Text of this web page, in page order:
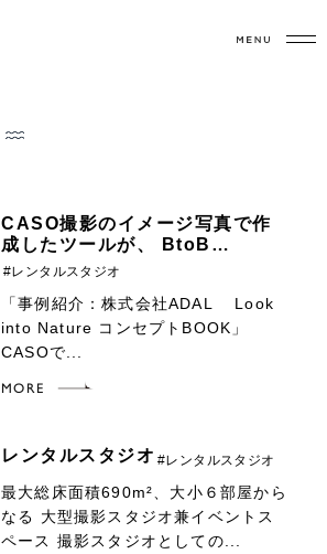
CASO撮影のイメージ写真で作
成したツールが、 BtoB…
#レンタルスタジオ
「事例紹介：株式会社ADAL Look
into Nature コンセプトBOOK」
CASOで...
MORE
レンタルスタジオ #レンタルスタジオ
最大総床面積690m²、大小６部屋から
なる 大型撮影スタジオ兼イベントス
ペース 撮影スタジオとしての...